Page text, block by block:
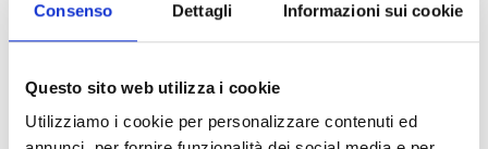
Consenso Dettagli Informazioni sui cookie
Questo sito web utilizza i cookie
Utilizziamo i cookie per personalizzare contenuti ed